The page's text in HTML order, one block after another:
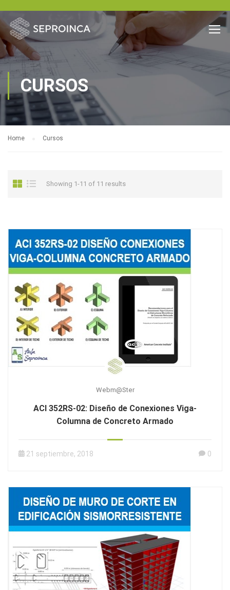
CURSOS
Home Cursos
Showing 1-11 of 11 results
Webm@ster
ACI 352RS-02: Diseño de Conexiones Viga-
Columna de Concreto Armado
21 septiembre, 2018 0